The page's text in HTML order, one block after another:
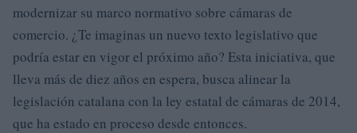
modernizar su marco normativo sobre cámaras de
comercio. ¿Te imaginas un nuevo texto legislativo que
podría estar en vigor el próximo año? Esta iniciativa, que
lleva más de diez años en espera, busca alinear la
legislación catalana con la ley estatal de cámaras de 2014,
que ha estado en proceso desde entonces.